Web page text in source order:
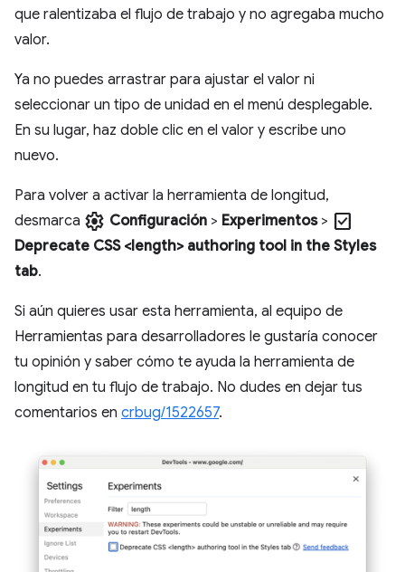
que ralentizaba el flujo de trabajo y no agregaba mucho
valor.
Ya no puedes arrastrar para ajustar el valor ni
seleccionar un tipo de unidad en el menú desplegable.
En su lugar, haz doble clic en el valor y escribe uno
nuevo.
Para volver a activar la herramienta de longitud,
desmarca settings Configuración > Experimentos> check_box
Deprecate CSS <length> authoring tool in the Styles
tab.
Si aún quieres usar esta herramienta, al equipo de
Herramientas para desarrolladores le gustaría conocer
tu opinión y saber cómo te ayuda la herramienta de
longitud en tu flujo de trabajo. No dudes en dejar tus
comentarios en crbug/1522657.